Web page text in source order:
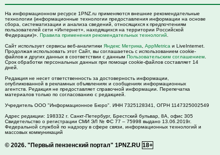
На информационном ресурсе 1PNZ.ru применяются внешние рекомендательные
технологии (информационные технологии предоставления информации на основе
сбора, систематизации и анализа сведений, относящихся к предпочтениям
пользователей сети «Интернет», находящихся на территории Российской
Федерации)». Правила применения рекомендательных технологий
Сайт использует сервисы веб-аналитики Яндекс Метрика AppMetrica и LiveInternet.
Продолжая использовать этот Сайт, вы соглашаетесь с использованием cookie-
файлов и других данных в соответствии с данным Пользовательским соглашением
Срок обработки персональных данных при помощи cookie-файлов составляет 14
дней.
Редакция не несет ответственность за достоверность информации,
опубликованной в рекламных объявлениях и сообщениях информационных
агентств. Редакция не предоставляет справочной информации. Перепечатка
материалов только по согласованию с редакцией.
Учредитель ООО "Информационное Бюро". ИНН 7325128341, ОГРН 1147325002549
Адрес редакции: 198332 г. Санкт-Петербург, Брестский бульвар, 8А, офис 305
Свидетельство о регистрации СМИ ЭЛ № ФС 77 – 75998 выдано 13.06.2019г.
Федеральной службой по надзору в сфере связи, информационных технологий и
массовых коммуникаций
© 2026. "Первый пензенский портал" 1PNZ.RU 18+